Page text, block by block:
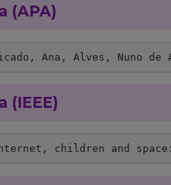
(APA)
Ana, Alves, Nuno
(IEEE)
children and